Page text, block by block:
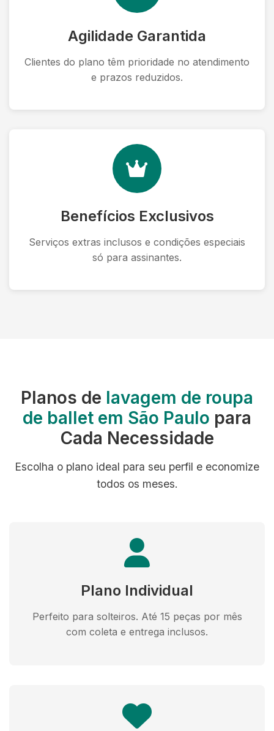
Agilidade Garantida
Clientes do plano têm prioridade no atendimento
e prazos reduzidos.
Benefícios Exclusivos
Serviços extras inclusos e condições especiais
só para assinantes.
Planos de lavagem de roupa
de ballet em São Paulo para
Cada Necessidade
Escolha o plano ideal para seu perfil e economize
todos os meses.
Plano Individual
Perfeito para solteiros. Até 15 peças por mês
com coleta e entrega inclusos.